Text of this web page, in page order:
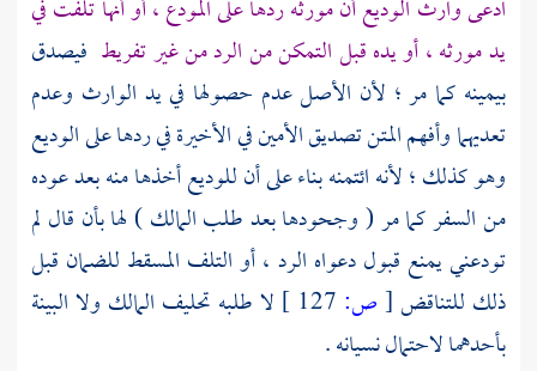
ادعى وارث الوديع أن مورثه ردها على المودع ، أو أنها تلفت في
يد مورثه ، أو يده قبل التمكن من الرد من غير تفريط فيصدق
بيمينه كما مر ؛ لأن الأصل عدم حصولها في يد الوارث وعدم
تعديهما وأفهم المتن تصديق الأمين في الأخيرة في ردها على الوديع
وهو كذلك ؛ لأنه ائتمنه بناء على أن للوديع أخذها منه بعد عوده
من السفر كما مر ( وجحودها بعد طلب المالك ) لها بأن قال لم
تودعني يمنع قبول دعواه الرد ، أو التلف المسقط للضمان قبل
ذلك للتناقض[ص:
لا طلبه تحليف المالك ولا البينة
بأحدهما لاحتمال نسيانه .